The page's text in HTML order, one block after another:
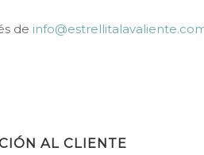
de
AL CLIENTE